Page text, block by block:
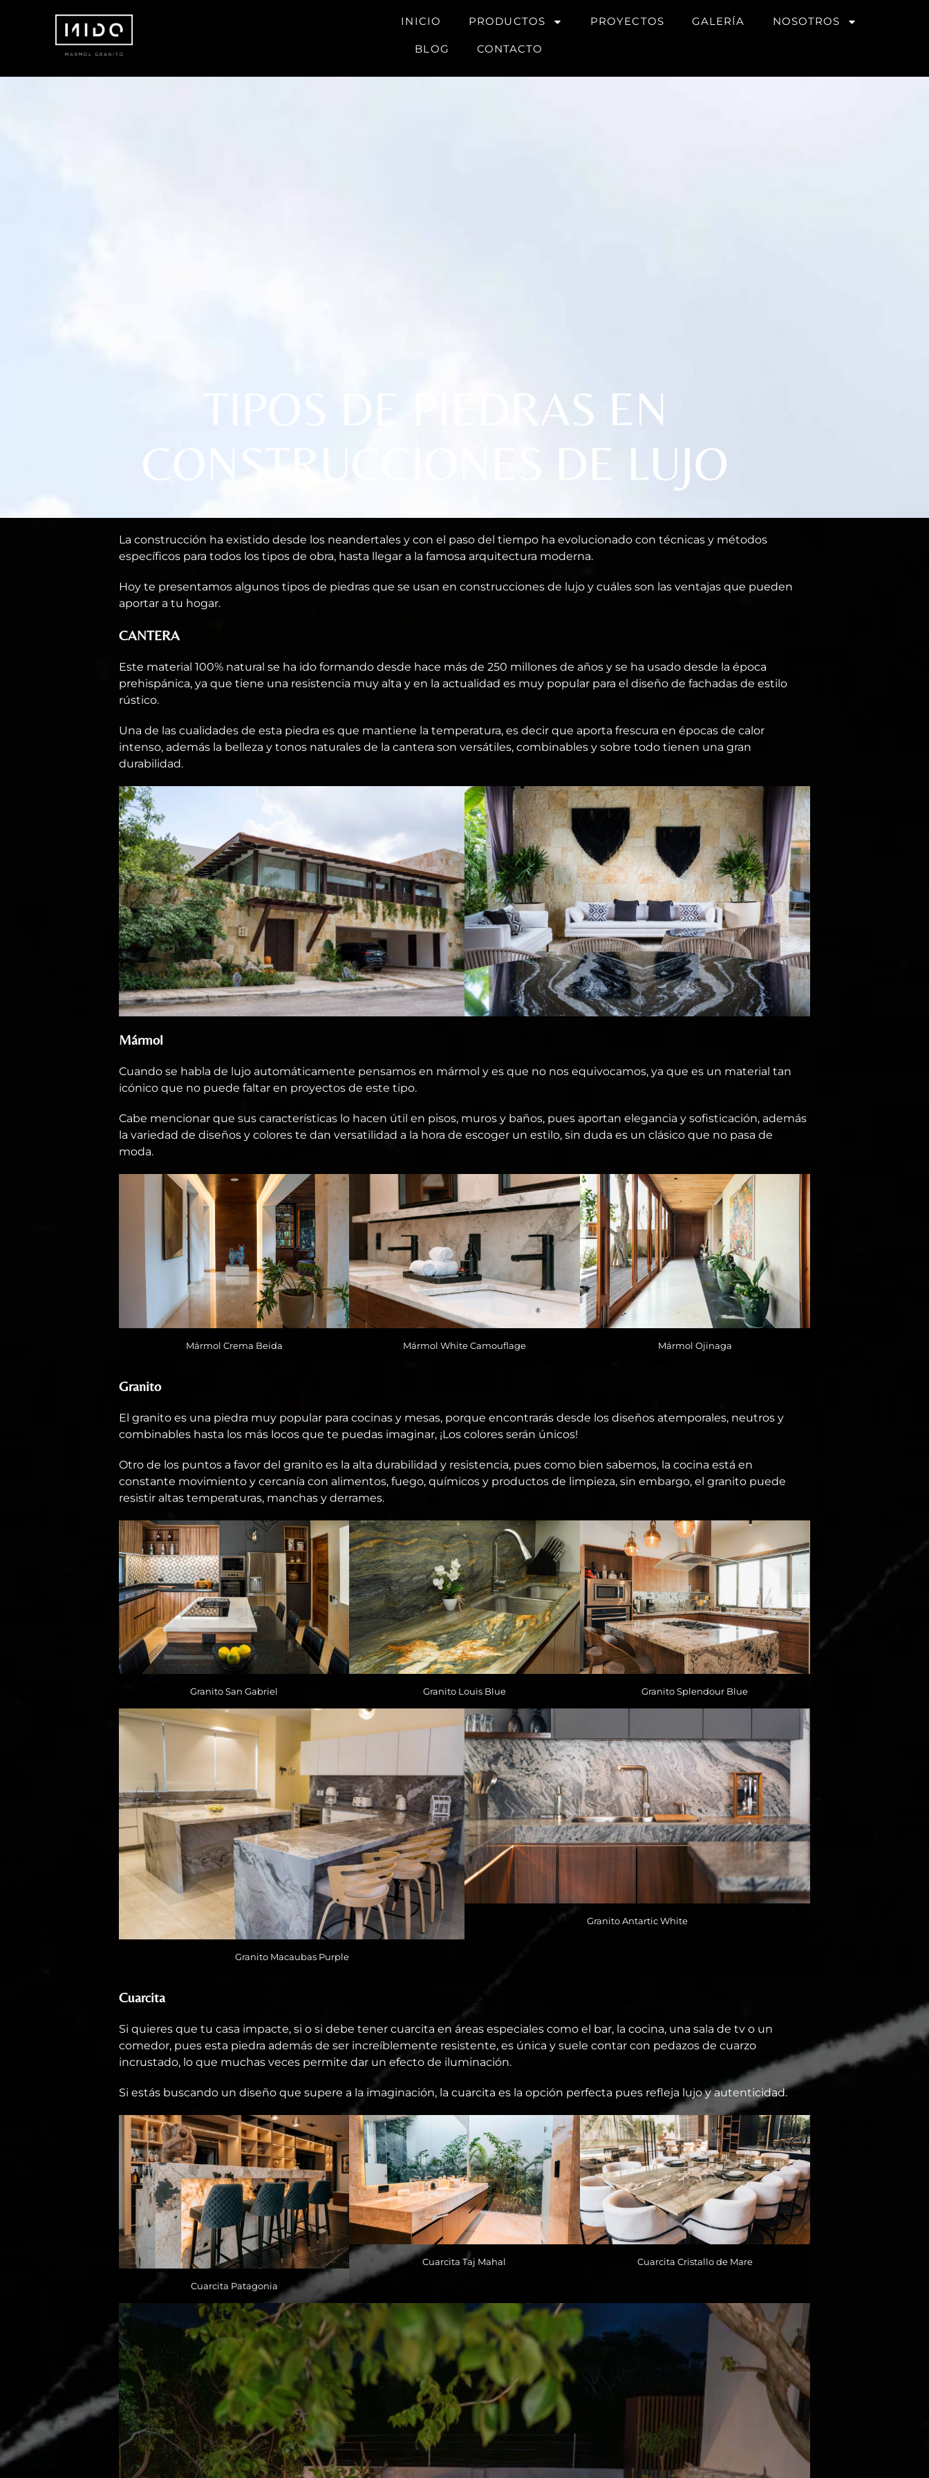
INICIO PRODUCTOS PROYECTOS GALERÍA NOSOTROS
BLOG CONTACTO
TIPOS DE PIEDRAS EN
CONSTRUCCIONES DE LUJO
La construcción ha existido desde los neandertales y con el paso del tiempo ha evolucionado con técnicas y métodos
específicos para todos los tipos de obra, hasta llegar a la famosa arquitectura moderna.
Hoy te presentamos algunos tipos de piedras que se usan en construcciones de lujo y cuáles son las ventajas que pueden
aportar a tu hogar.
CANTERA
Este material 100% natural se ha ido formando desde hace más de 250 millones de años y se ha usado desde la época
prehispánica, ya que tiene una resistencia muy alta y en la actualidad es muy popular para el diseño de fachadas de estilo
rústico.
Una de las cualidades de esta piedra es que mantiene la temperatura, es decir que aporta frescura en épocas de calor
intenso, además la belleza y tonos naturales de la cantera son versátiles, combinables y sobre todo tienen una gran
durabilidad.
Mármol
Cuando se habla de lujo automáticamente pensamos en mármol y es que no nos equivocamos, ya que es un material tan
icónico que no puede faltar en proyectos de este tipo.
Cabe mencionar que sus características lo hacen útil en pisos, muros y baños, pues aportan elegancia y sofisticación, además
la variedad de diseños y colores te dan versatilidad a la hora de escoger un estilo, sin duda es un clásico que no pasa de
moda.
Mármol Crema Beida Mármol White Camouflage Mármol Ojinaga
Granito
El granito es una piedra muy popular para cocinas y mesas, porque encontrarás desde los diseños atemporales, neutros y
combinables hasta los más locos que te puedas imaginar, ¡Los colores serán únicos!
Otro de los puntos a favor del granito es la alta durabilidad y resistencia, pues como bien sabemos, la cocina está en
constante movimiento y cercanía con alimentos, fuego, químicos y productos de limpieza, sin embargo, el granito puede
resistir altas temperaturas, manchas y derrames.
Granito San Gabriel Granito Louis Blue Granito Splendour Blue
Granito Macaubas Purple
Granito Antartic White
Cuarcita
Si quieres que tu casa impacte, si o si debe tener cuarcita en áreas especiales como el bar, la cocina, una sala de tv o un
comedor, pues esta piedra además de ser increíblemente resistente, es única y suele contar con pedazos de cuarzo
incrustado, lo que muchas veces permite dar un efecto de iluminación.
Si estás buscando un diseño que supere a la imaginación, la cuarcita es la opción perfecta pues refleja lujo y autenticidad.
Cuarcita Patagonia
Cuarcita Taj Mahal Cuarcita Cristallo de Mare